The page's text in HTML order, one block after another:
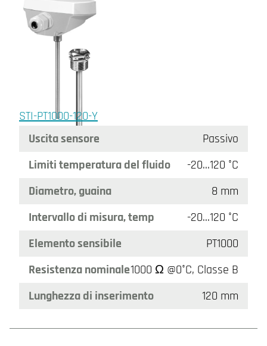
STI-PT1000-120-Y
Uscita sensore
Passivo
Limiti temperatura del fluido
-20…120 °C
Diametro, guaina
8 mm
Intervallo di misura, temp
-20…120 °C
Elemento sensibile
PT1000
Resistenza nominale1000 Ω @0°C, Classe B
Lunghezza di inserimento
120 mm